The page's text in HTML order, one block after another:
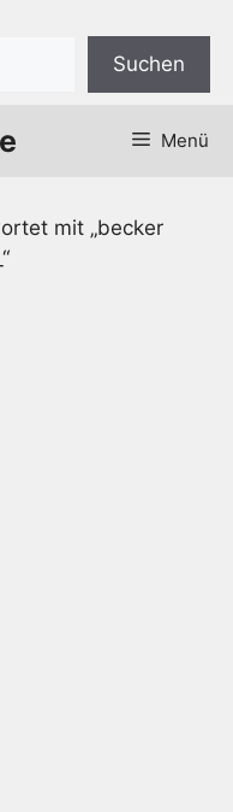
Suchen
Menü
mit „becker